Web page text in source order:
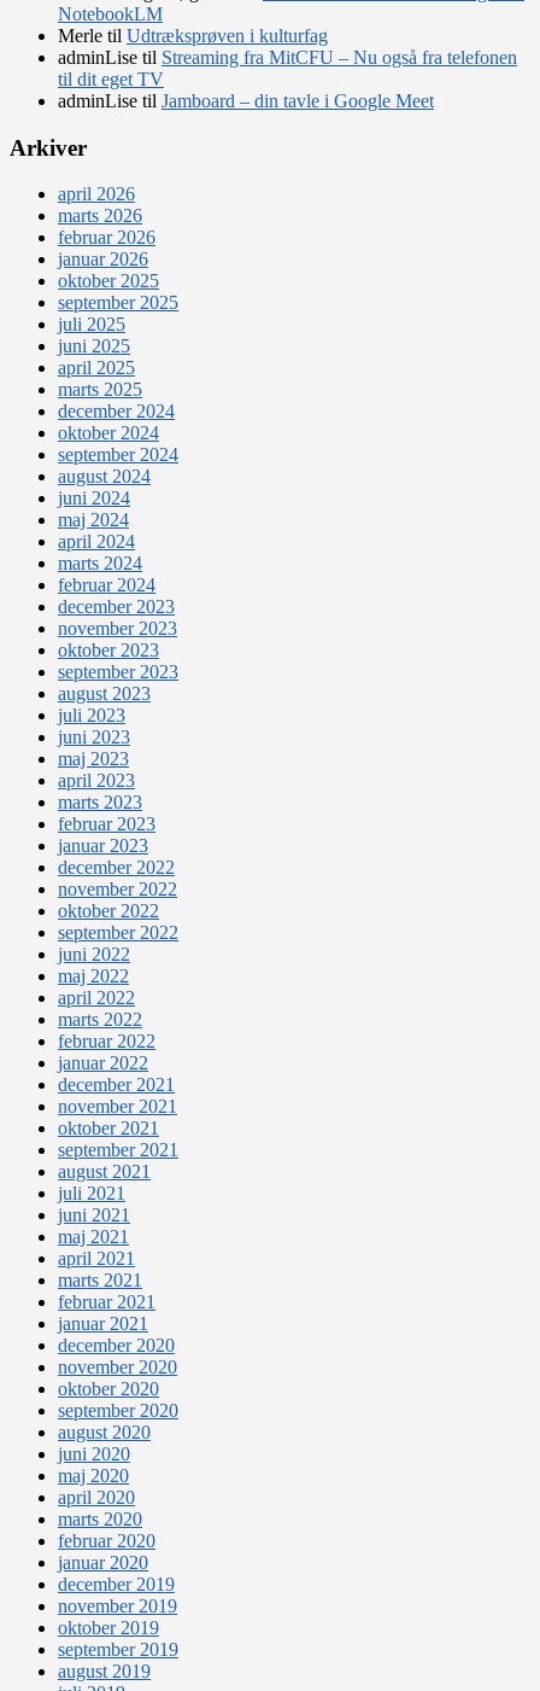
NotebookLM
Merle til Udtræksprøven i kulturfag
adminLise til Streaming fra MitCFU – Nu også fra telefonen
til dit eget TV
adminLise til Jamboard – din tavle i Google Meet
Arkiver
april 2026
marts 2026
februar 2026
januar 2026
oktober 2025
september 2025
juli 2025
juni 2025
april 2025
marts 2025
december 2024
oktober 2024
september 2024
august 2024
juni 2024
maj 2024
april 2024
marts 2024
februar 2024
december 2023
november 2023
oktober 2023
september 2023
august 2023
juli 2023
juni 2023
maj 2023
april 2023
marts 2023
februar 2023
januar 2023
december 2022
november 2022
oktober 2022
september 2022
juni 2022
maj 2022
april 2022
marts 2022
februar 2022
januar 2022
december 2021
november 2021
oktober 2021
september 2021
august 2021
juli 2021
juni 2021
maj 2021
april 2021
marts 2021
februar 2021
januar 2021
december 2020
november 2020
oktober 2020
september 2020
august 2020
juni 2020
maj 2020
april 2020
marts 2020
februar 2020
januar 2020
december 2019
november 2019
oktober 2019
september 2019
august 2019